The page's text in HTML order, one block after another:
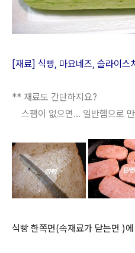
[재료] 식빵, 마요네즈, 슬라이스
** 재료도 간단하지요?
스팸이 없으면... 일반햄으로
식빵 한쪽면(속재료가 닫는면 )